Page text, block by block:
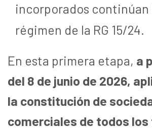
incorporados continúan
régimen de la RG 15/24.
En esta primera etapa, a
del 8 de junio de 2026,
la constitución de
comerciales de todos